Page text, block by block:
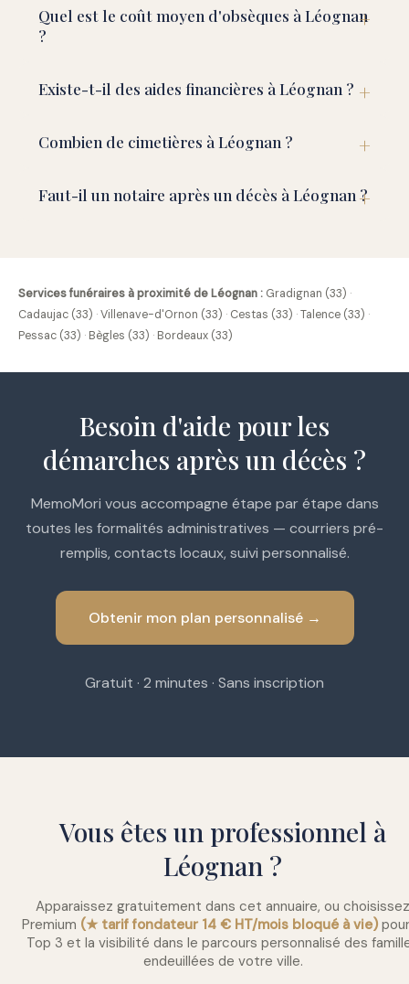
Quel est le coût moyen d'obsèques à Léognan
?
Existe-t-il des aides financières à Léognan ?
Combien de cimetières à Léognan ?
Faut-il un notaire après un décès à Léognan ?
Services funéraires à proximité de Léognan : Gradignan (33) ·
Cadaujac (33) ·Villenave-d'Ornon (33) · Cestas (33) ·Talence (33) ·
Pessac (33) · Bègles (33) · Bordeaux (33)
Besoin d'aide pour les
démarches après un décès ?
MemoMori vous accompagne étape par étape dans
toutes les formalités administratives — courriers pré-
remplis, contacts locaux, suivi personnalisé.
Obtenir mon plan personnalisé →
Gratuit · 2 minutes · Sans inscription
Vous êtes un professionnel à
Léognan ?
Apparaissez gratuitement dans cet annuaire, ou choisissez
Premium (★ tarif fondateur 14 € HT/mois bloqué à vie)
Top 3 et la visibilité dans le parcours personnalisé des
endeuillées de votre ville.